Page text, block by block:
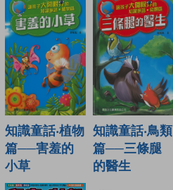
知識童話‧植物
篇──害羞的
小草
知識童話‧鳥類
篇──三條腿
的醫生